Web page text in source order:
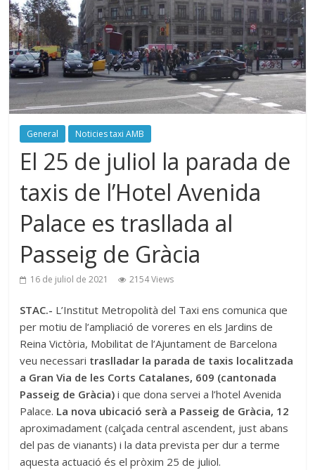
General Noticies taxi AMB
El 25 de juliol la parada de
taxis de l’Hotel Avenida
Palace es trasllada al
Passeig de Gràcia
16 de juliol de 2021 2154 Views
STAC.- L’Institut Metropolità del Taxi ens comunica que
per motiu de l’ampliació de voreres en els Jardins de
Reina Victòria, Mobilitat de l’Ajuntament de Barcelona
veu necessari traslladar la parada de taxis localitzada
a Gran Via de les Corts Catalanes, 609 (cantonada
Passeig de Gràcia) i que dona servei a l’hotel Avenida
Palace. La nova ubicació serà a Passeig de Gràcia, 12
aproximadament (calçada central ascendent, just abans
del pas de vianants) i la data prevista per dur a terme
aquesta actuació és el pròxim 25 de juliol.